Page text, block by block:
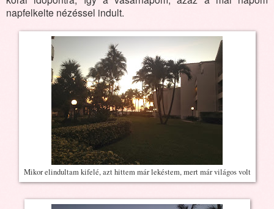
napfelkelte nézéssel indult.
Mikor elindultam kifelé, azt hittem már lekéstem, mert már világos volt